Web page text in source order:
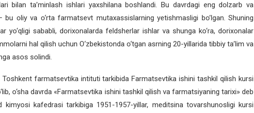
bilan ta’minlash ishlari yaxshilana boshlandi. Bu davrdagi eng dolzarb va
oliy va o‘rta farmatsevt mutaxassislarning yetishmasligi bo’lgan. Shuning
yo‘qligi sababli, dorixonalarda feldsherlar ishlar va shunga ko‘ra, dorixonalar
hal qilish uchun O‘zbekistonda o‘tgan asrning 20-yillarida tibbiy ta’lim va
asos solindi.
Toshkent farmatsevtika intituti tarkibida Farmatsevtika ishini tashkil qilish kursi
o‘sha davrda «Farmatsevtika ishini tashkil qilish va farmatsiyaning tarixi» deb
kimyosi kafedrasi tarkibiga 1951-1957-yillar, meditsina tovarshunosligi kursi